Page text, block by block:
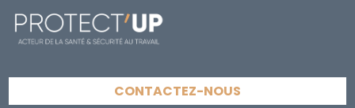
CONTACTEZ-NOUS